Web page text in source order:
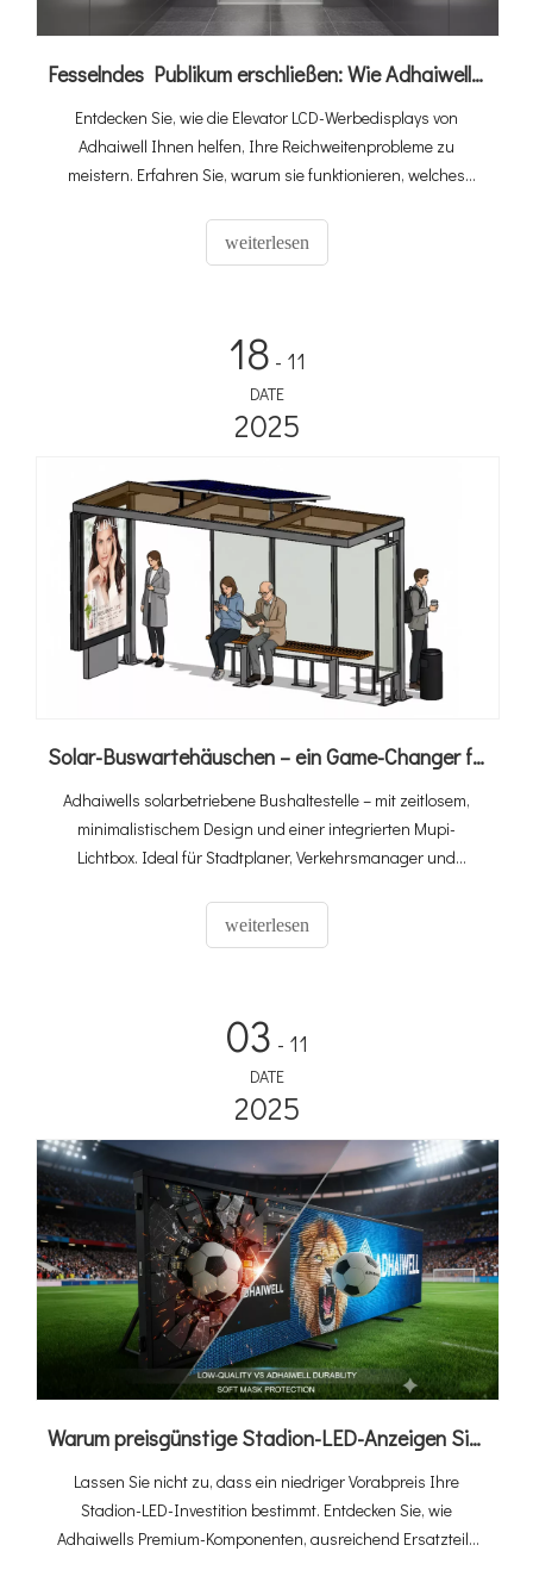
Fesselndes Publikum erschließen: Wie Adhaiwells Elevator Digital Signage Aufzüge in Einnahmequellen verwandelt
Entdecken Sie, wie die Elevator LCD-Werbedisplays von
Adhaiwell Ihnen helfen, Ihre Reichweitenprobleme zu
meistern. Erfahren Sie, warum sie funktionieren, welches
verwalten – ideal für Büros, Hotels und Wohnungen.
weiterlesen
18 - 11
DATE
2025
Solar-Buswartehäuschen – ein Game-Changer für den städtischen Nahverkehr
Adhaiwells solarbetriebene Bushaltestelle – mit zeitlosem,
minimalistischem Design und einer integrierten Mupi-
Lichtbox. Ideal für Stadtplaner, Verkehrsmanager und
weiterlesen
03 - 11
DATE
2025
Warum preisgünstige Stadion-LED-Anzeigen Sie mehr kosten: Der Adhaiwell-Wertvorteil
Lassen Sie nicht zu, dass ein niedriger Vorabpreis Ihre
Stadion-LED-Investition bestimmt. Entdecken Sie, wie
Adhaiwells Premium-Komponenten, ausreichend Ersatzteile